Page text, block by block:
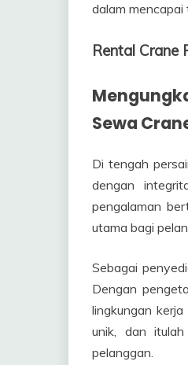
dalam mencapai
Rental Crane
Sewa
Di tengah
dengan
pengalaman
utama bagi
Sebagai
Dengan
lingkungan
unik, dan
pelanggan.